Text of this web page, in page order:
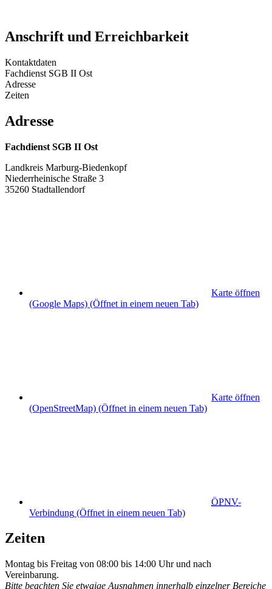
Anschrift und Erreichbarkeit
Kontaktdaten
Fachdienst SGB II Ost
Adresse
Zeiten
Adresse
Fachdienst SGB II Ost
Landkreis Marburg-Biedenkopf
Niederrheinische Straße 3
35260 Stadtallendorf
Karte öffnen
(Google Maps) (Öffnet in einem neuen Tab)
Karte öffnen
(OpenStreetMap) (Öffnet in einem neuen Tab)
ÖPNV-
Verbindung (Öffnet in einem neuen Tab)
Zeiten
Montag bis Freitag von 08:00 bis 14:00 Uhr und nach
Vereinbarung.
Bitte beachten Sie etwaige Ausnahmen innerhalb einzelner Bereiche